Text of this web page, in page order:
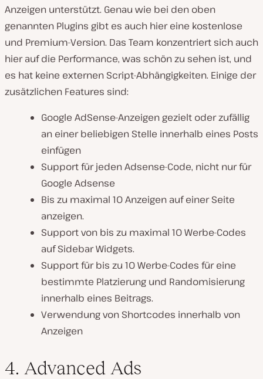
Anzeigen unterstützt. Genau wie bei den oben
genannten Plugins gibt es auch hier eine kostenlose
und Premium-Version. Das Team konzentriert sich auch
hier auf die Performance, was schön zu sehen ist, und
es hat keine externen Script-Abhängigkeiten. Einige der
zusätzlichen Features sind:
Google AdSense-Anzeigen gezielt oder zufällig
an einer beliebigen Stelle innerhalb eines Posts
einfügen
Support für jeden Adsense-Code, nicht nur für
Google Adsense
Bis zu maximal 10 Anzeigen auf einer Seite
anzeigen.
Support von bis zu maximal 10 Werbe-Codes
auf Sidebar Widgets.
Support für bis zu 10 Werbe-Codes für eine
bestimmte Platzierung und Randomisierung
innerhalb eines Beitrags.
Verwendung von Shortcodes innerhalb von
Anzeigen
4. Advanced Ads